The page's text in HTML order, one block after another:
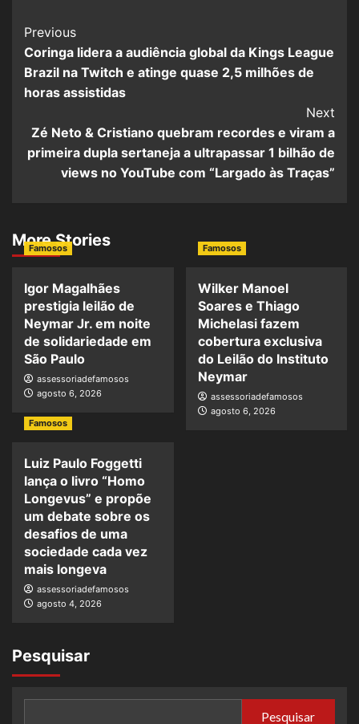
Post
Navigation
Previous
Coringa lidera a audiência global da Kings League
Brazil na Twitch e atinge quase 2,5 milhões de
horas assistidas
Next
Zé Neto & Cristiano quebram recordes e viram a
primeira dupla sertaneja a ultrapassar 1 bilhão de
views no YouTube com “Largado às Traças”
More Stories
Famosos
Igor Magalhães
prestigia leilão de
Neymar Jr. em noite
de solidariedade em
São Paulo
assessoriadefamosos
agosto 6, 2026
Famosos
Wilker Manoel
Soares e Thiago
Michelasi fazem
cobertura exclusiva
do Leilão do Instituto
Neymar
assessoriadefamosos
agosto 6, 2026
Famosos
Luiz Paulo Foggetti
lança o livro “Homo
Longevus” e propõe
um debate sobre os
desafios de uma
sociedade cada vez
mais longeva
assessoriadefamosos
agosto 4, 2026
Pesquisar
Pesquisar